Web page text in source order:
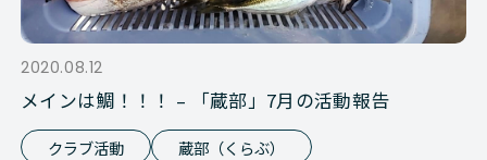
2020.08.12
メインは鯛！！！ – 「蔵部」7月の活動報告
クラブ活動 蔵部（くらぶ）